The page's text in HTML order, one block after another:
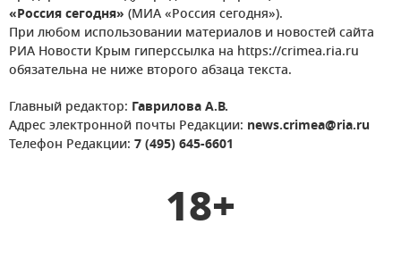
«Россия сегодня» (МИА «Россия сегодня»).
При любом использовании материалов и новостей сайта
РИА Новости Крым гиперссылка на https://crimea.ria.ru
обязательна не ниже второго абзаца текста.
Главный редактор: Гаврилова А.В.
Адрес электронной почты Редакции: news.crimea@ria.ru
Телефон Редакции: 7 (495) 645-6601
18+